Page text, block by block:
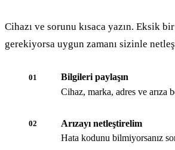
Cihazı ve sorunu kısaca yazın. Eksik
gerekiyorsa uygun zamanı sizinle
01
Bilgileri paylaşın
Cihaz, marka, adres ve arıza
02
Arızayı netleştirelim
Hata kodunu bilmiyorsanız